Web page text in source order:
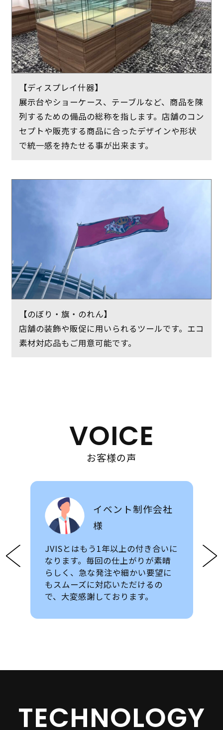
【ディスプレイ什器】
展示台やショーケース、テーブルなど、商品を陳
列するための備品の総称を指します。店舗のコン
セプトや販売する商品に合ったデザインや形状
で統一感を持たせる事が出来ます。
【のぼり・旗・のれん】
店舗の装飾や販促に用いられるツールです。エコ
素材対応品もご用意可能です。
VOICE
お客様の声
P
vio
イベント制作会社
様
JVISとはもう1年以上の付き合いに
なります。毎回の仕上がりが素晴
らしく、急な発注や細かい要望に
もスムーズに対応いただけるの
で、大変感謝しております。
Ne
xt
TECHNOLOGY